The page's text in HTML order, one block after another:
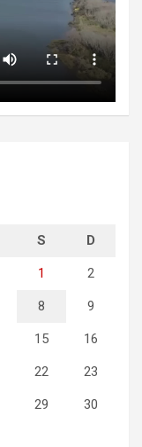
S D
1 2
8 9
15 16
22 23
29 30